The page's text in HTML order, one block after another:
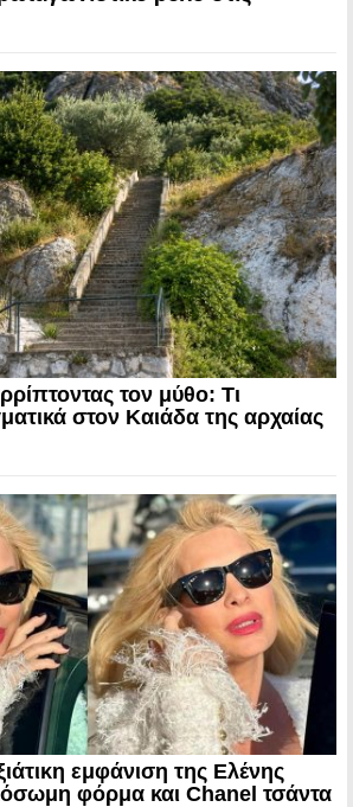
τον μύθο: Τι
στον Καιάδα της αρχαίας
εμφάνιση της Ελένης
φόρμα και Chanel τσάντα